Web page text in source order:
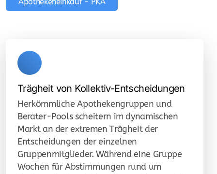
Trägheit von Kollektiv-Entscheidungen
Herkömmliche Apothekengruppen und
Berater-Pools scheitern im dynamischen
Markt an der extremen Trägheit der
Entscheidungen der einzelnen
Gruppenmitglieder. Während eine Gruppe
Wochen für Abstimmungen rund um